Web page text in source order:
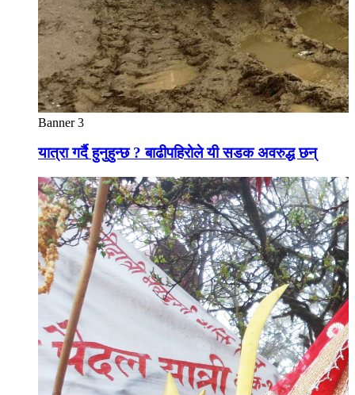
Banner 3
यात्रा गर्दै हुनुहुन्छ ? बाढीपहिरोले यी सडक अवरुद्ध छन्